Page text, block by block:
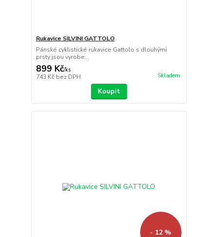
Rukavice SILVINI GATTOLO
Pánské cyklistické rukavice Gattolo s dlouhými
prsty jsou vyrobe...
899 Kč/ks
743 Kč bez DPH Skladem
Koupit
- 12 %